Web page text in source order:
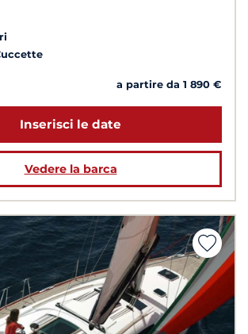
a partire da 1 890 €
Inserisci le date
Vedere la barca